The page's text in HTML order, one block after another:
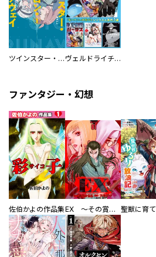
ツインスター・サイクロン・ランナウェイ ヴェルドライチオシ聖典パック 『転スラ』ミニ画集付き シリウス人気作３選
ファンタジー・幻想
佐伯かよの作品集 EX ～その賞金稼ぎは、世界の出口を探す～【単行本版】